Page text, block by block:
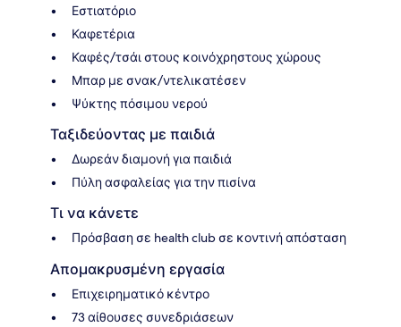
Εστιατόριο
Καφετέρια
Καφές/τσάι στους κοινόχρηστους χώρους
Μπαρ με σνακ/ντελικατέσεν
Ψύκτης πόσιμου νερού
Ταξιδεύοντας με παιδιά
Δωρεάν διαμονή για παιδιά
Πύλη ασφαλείας για την πισίνα
Τι να κάνετε
Πρόσβαση σε health club σε κοντινή απόσταση
Απομακρυσμένη εργασία
Επιχειρηματικό κέντρο
73 αίθουσες συνεδριάσεων